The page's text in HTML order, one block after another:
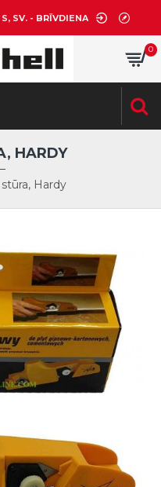
SV. - BRĪVDIENA
0
Hardy
HARDY